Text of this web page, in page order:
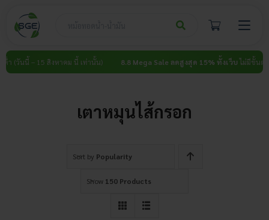
content
(วันนี้ – 15 สิงหาคม นี้ เท่านั้น) 8.8 Mega Sale ลดสูงสุด 15% ทั้งเว็บไม่มีขั้นต่ำ (
เตาหมุนไส้กรอก
Sort by Popularity
Show 150 Products